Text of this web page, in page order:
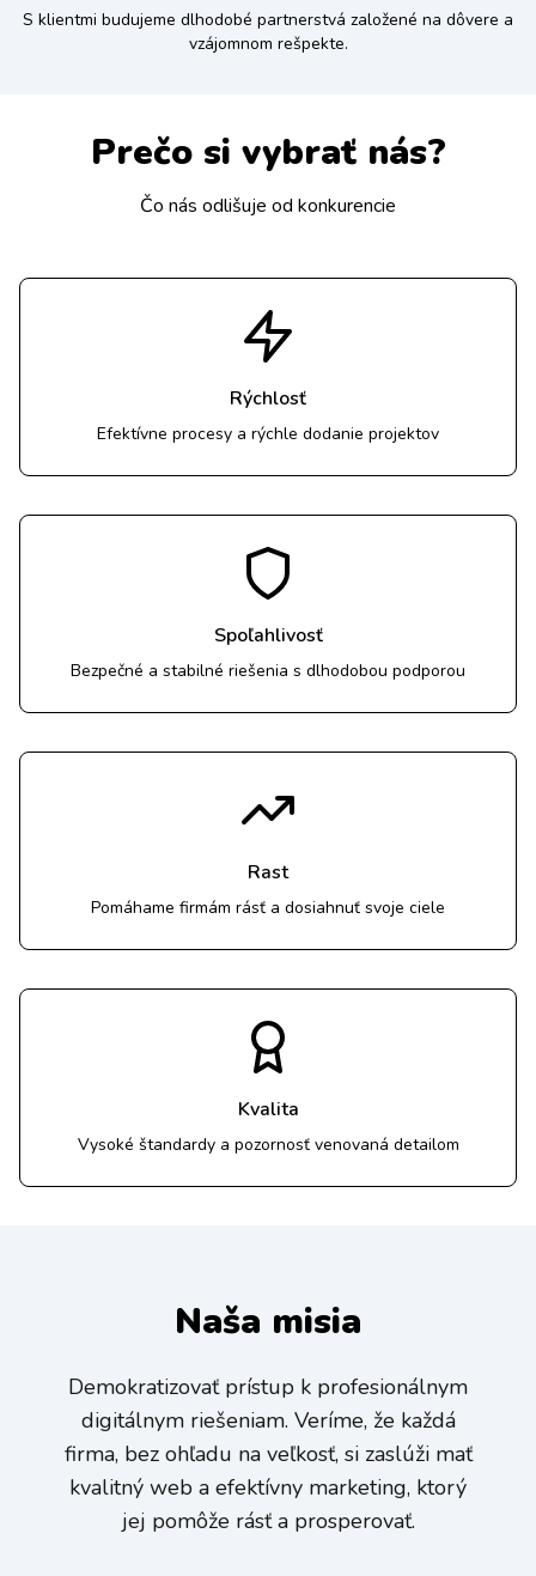
S klientmi budujeme dlhodobé partnerstvá založené na dôvere a
vzájomnom rešpekte.
Prečo si vybrať nás?
Čo nás odlišuje od konkurencie
Rýchlosť
Efektívne procesy a rýchle dodanie projektov
Spoľahlivosť
Bezpečné a stabilné riešenia s dlhodobou podporou
Rast
Pomáhame firmám rásť a dosiahnuť svoje ciele
Kvalita
Vysoké štandardy a pozornosť venovaná detailom
Naša misia
Demokratizovať prístup k profesionálnym
digitálnym riešeniam. Veríme, že každá
firma, bez ohľadu na veľkosť, si zaslúži mať
kvalitný web a efektívny marketing, ktorý
jej pomôže rásť a prosperovať.